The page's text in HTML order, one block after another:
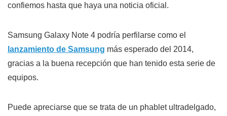
confiemos hasta que haya una noticia oficial.
Samsung Galaxy Note 4 podría perfilarse como el
lanzamiento de Samsung más esperado del 2014,
gracias a la buena recepción que han tenido esta serie de
equipos.
Puede apreciarse que se trata de un phablet ultradelgado,